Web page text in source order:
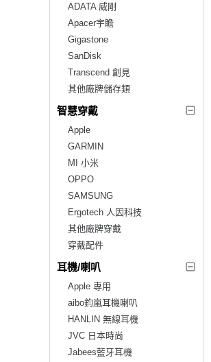
ADATA 威剛
Apacer宇瞻
Gigastone
SanDisk
Transcend 創見
其他廠牌儲存類
智慧穿戴
Apple
GARMIN
MI 小米
OPPO
SAMSUNG
Ergotech 人因科技
其他廠牌穿戴
穿戴配件
耳機/喇叭
Apple 專用
aibo鈞嵐耳機喇叭
HANLIN 無線耳機
JVC 日本時尚
Jabees藍牙耳機